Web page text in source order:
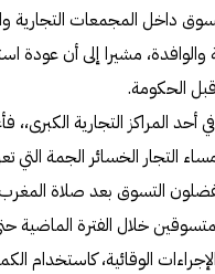
داخل المجمعات التجارية
والوافدة، مشيرا إلى أن عودة
الحكومة.
المراكز التجارية الكبرى،،
التجار الخسائر الجمة
التسوق بعد صلاة
خلال الفترة الماضية
الوقائية، كاستخدام